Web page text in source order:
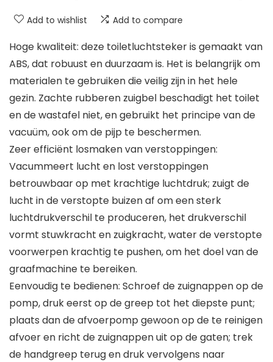
Add to wishlist Add to compare
Hoge kwaliteit: deze toiletluchtsteker is gemaakt van
ABS, dat robuust en duurzaam is. Het is belangrijk om
materialen te gebruiken die veilig zijn in het hele
gezin. Zachte rubberen zuigbel beschadigt het toilet
en de wastafel niet, en gebruikt het principe van de
vacuüm, ook om de pijp te beschermen.
Zeer efficiënt losmaken van verstoppingen:
Vacummeert lucht en lost verstoppingen
betrouwbaar op met krachtige luchtdruk; zuigt de
lucht in de verstopte buizen af om een sterk
luchtdrukverschil te produceren, het drukverschil
vormt stuwkracht en zuigkracht, water de verstopte
voorwerpen krachtig te pushen, om het doel van de
graafmachine te bereiken.
Eenvoudig te bedienen: Schroef de zuignappen op de
pomp, druk eerst op de greep tot het diepste punt;
plaats dan de afvoerpomp gewoon op de te reinigen
afvoer en richt de zuignappen uit op de gaten; trek
de handgreep terug en druk vervolgens naar